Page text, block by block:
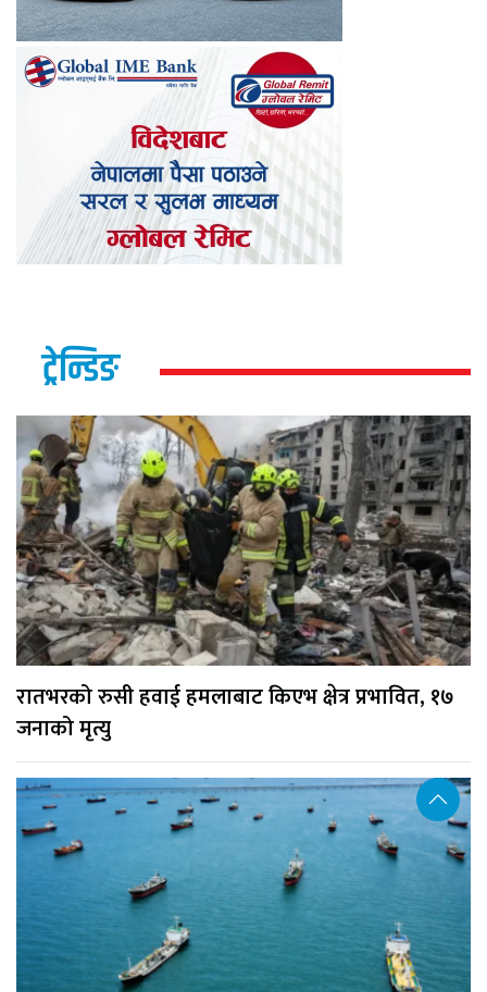
ट्रेन्डिङ
रातभरको रुसी हवाई हमलाबाट किएभ क्षेत्र प्रभावित, १७
जनाको मृत्यु